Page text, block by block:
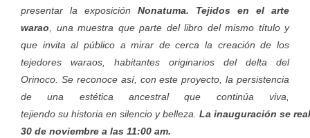
presentar la exposición Nonatuma. Tejidos en el arte
warao
una muestra que parte del libro del mismo título y
que invita al público a mirar de cerca la creación de los
tejedores waraos, habitantes originarios del delta del
Orinoco. Se reconoce así, con este proyecto, la persistencia
de una estética ancestral que continúa viva,
tejiendo su historia en silencio y belleza. La inauguración se
30 de noviembre a las 11:00 am.